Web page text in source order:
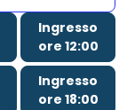
Ingresso
ore 12:00
Ingresso
ore 18:00